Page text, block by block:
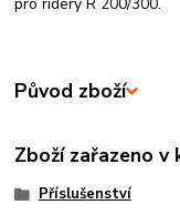
pro ridery R 200/300.
Původ zboží
Zboží zařazeno v
Příslušenství